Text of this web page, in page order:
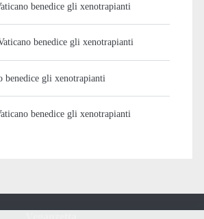
benedice gli xenotrapianti
benedice gli xenotrapianti
benedice gli xenotrapianti
benedice gli xenotrapianti